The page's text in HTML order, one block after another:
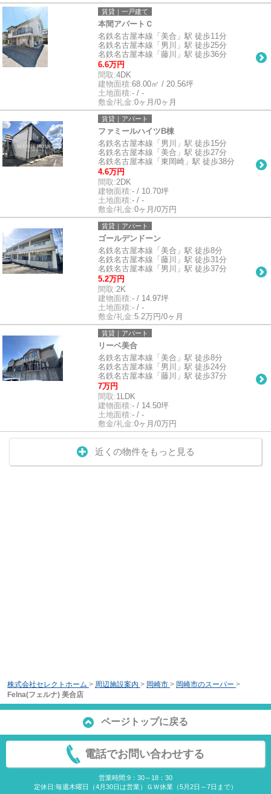
賃貸｜一戸建て
本間アパートＣ
名鉄名古屋本線「美合」駅 徒歩11分
名鉄名古屋本線「男川」駅 徒歩25分
名鉄名古屋本線「藤川」駅 徒歩36分
6.6万円
間取:4DK
建物面積:68.00㎡ / 20.56坪
土地面積:- / -
敷金/礼金:0ヶ月/0ヶ月
賃貸｜アパート
ファミールハイツB棟
名鉄名古屋本線「男川」駅 徒歩15分
名鉄名古屋本線「美合」駅 徒歩27分
名鉄名古屋本線「東岡崎」駅 徒歩38分
4.6万円
間取:2DK
建物面積:- / 10.70坪
土地面積:- / -
敷金/礼金:0ヶ月/0万円
賃貸｜アパート
ゴールデンドーン
名鉄名古屋本線「美合」駅 徒歩8分
名鉄名古屋本線「藤川」駅 徒歩31分
名鉄名古屋本線「男川」駅 徒歩37分
5.2万円
間取:2K
建物面積:- / 14.97坪
土地面積:- / -
敷金/礼金:5.2万円/0ヶ月
賃貸｜アパート
リーベ美合
名鉄名古屋本線「美合」駅 徒歩8分
名鉄名古屋本線「男川」駅 徒歩24分
名鉄名古屋本線「藤川」駅 徒歩37分
7万円
間取:1LDK
建物面積:- / 14.50坪
土地面積:- / -
敷金/礼金:0ヶ月/0万円
近くの物件をもっと見る
株式会社セレクトホーム > 周辺施設案内 > 岡崎市 > 岡崎市のスーパー >
Felna(フェルナ) 美合店
ページトップに戻る
電話でお問い合わせする
営業時間:9：30～18：30
定休日:毎週木曜日（4月30日は営業）ＧＷ休業（5月2日～7日まで）